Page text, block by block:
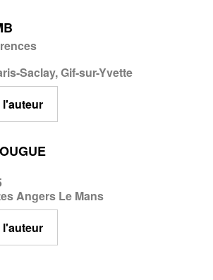
Saclay, Gif-sur-Yvette
Angers Le Mans